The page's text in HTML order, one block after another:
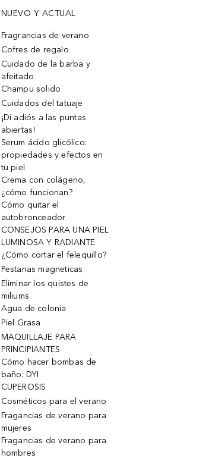
NUEVO Y ACTUAL
Fragrancias de verano
Cofres de regalo
Cuidado de la barba y
afeitado
Champu solido
Cuidados del tatuaje
¡Di adiós a las puntas
abiertas!
Serum ácido glicólico:
propiedades y efectos en
tu piel
Crema con colágeno,
¿cómo funcionan?
Cómo quitar el
autobronceador
CONSEJOS PARA UNA PIEL
LUMINOSA Y RADIANTE
¿Cómo cortar el felequillo?
Pestanas magneticas
Eliminar los quistes de
miliums
Agua de colonia
Piel Grasa
MAQUILLAJE PARA
PRINCIPIANTES
Cómo hacer bombas de
baño: DYI
CUPEROSIS
Cosméticos para el verano
Fragancias de verano para
mujeres
Fragancias de verano para
hombres